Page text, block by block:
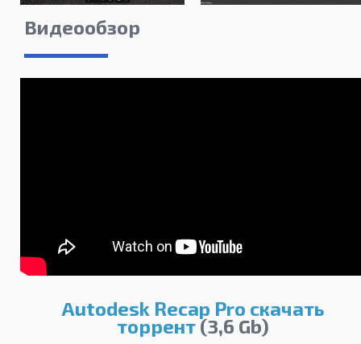
Видеообзор
Autodesk Recap Pro скачать
торрент(3,6 Gb)